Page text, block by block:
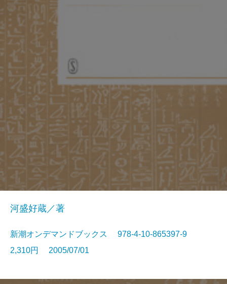
河盛好蔵／著
新潮オンデマンドブックス 978-4-10-865397-9
2,310円 2005/07/01